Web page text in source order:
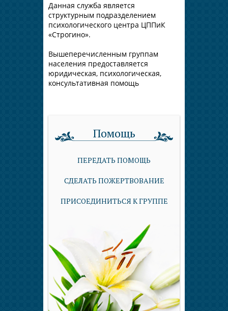
Данная служба является
структурным подразделением
психологического центра ЦППиК
«Строгино».
Вышеперечисленным группам
населения предоставляется
юридическая, психологическая,
консультативная помощь
Помощь
ПЕРЕДАТЬ ПОМОЩЬ
СДЕЛАТЬ ПОЖЕРТВОВАНИЕ
ПРИСОЕДИНИТЬСЯ К ГРУППЕ